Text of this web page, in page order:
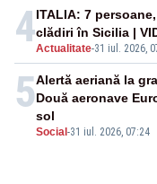
4Actualitate-31 iul. 2026,
ITALIA: 7
clădiri în Sicilia |
5
Social -31 iul. 2026, 07:24
Alertă aeriană la
Două aeronave
sol